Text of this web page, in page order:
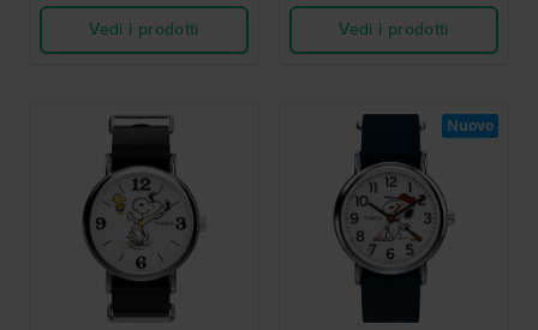
Vedi i prodotti Vedi i prodotti
Nuovo